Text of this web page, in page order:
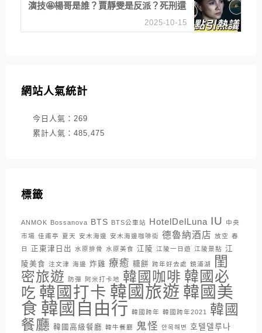
演技🤩楊哥是誰？賈靜雯是反派？死刑還
2025-10-15
網站人氣統計
今日人氣： 269
累計人氣： 485,475
標籤
ANMOK Bossanova BTS BTS公車站 HotelDelLuna IU
中央
市場 佳甫亭 夏天 安木海邊 安木海邊咖啡街 德魯納酒店 放空 春
日
正東津日出 水原排骨 水原美食 江陵 江陵一日遊 江陵景點 江
陵美食 注文津 海邊 炸雞 療癒 糖餅 跨年好去處 鏡浦湖
閨
密旅遊
防彈 阿米打卡地 韓國咖啡 韓國必
吃 韓國打卡 韓國旅遊 韓國美
食 韓國自由行 韓國跨年 韓國跨年2021
韓國
餐廳 韓國高級餐廳 韓牛餐廳 鬼怪 안목해변 호텔델루나